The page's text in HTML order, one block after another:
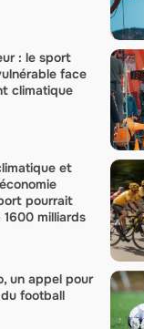
: le sport
face
climatique
et
pourrait
1600 milliards
un appel pour
football